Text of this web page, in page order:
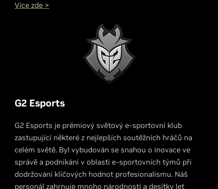
Více zde >
G2 Esports
G2 Esports je prémiový světový e-sportovní klub
zastupující některé z nejlepších soutěžních hráčů na
celém světě. Byl vybudován se snahou o inovace ve
správě a podnikání v oblasti e-sportovních týmů při
dodržování klíčových hodnot profesionalismu. Náš
personál zahrnuje mnoho národností a desítky let